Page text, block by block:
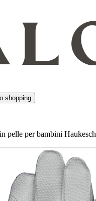
shopping
pelle per bambini